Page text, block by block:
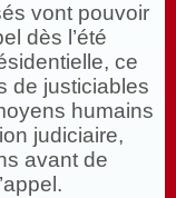
vont pouvoir
dès l’été
ce
de justiciables
humains
judiciaire,
avant de